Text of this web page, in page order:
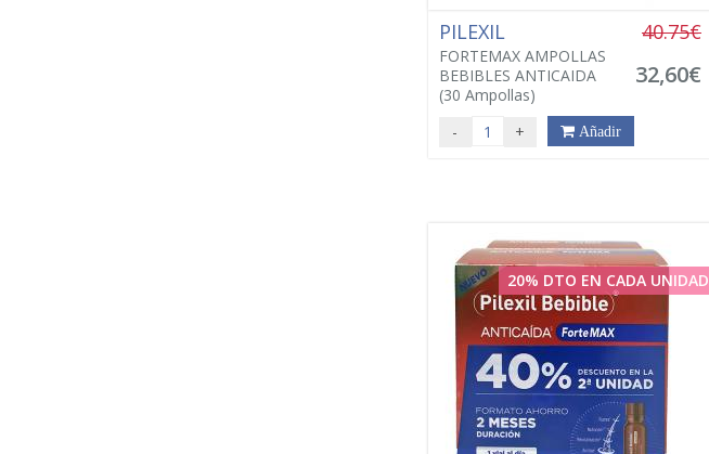
PILEXIL
FORTEMAX AMPOLLAS
BEBIBLES ANTICAIDA
(30 Ampollas)
40.75€
32,60€
- + Añadir
20% DTO EN CADA UNIDAD